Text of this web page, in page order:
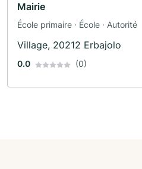
Mairie
École primaire · École · Autorité
Village, 20212 Erbajolo
0.0 (0)